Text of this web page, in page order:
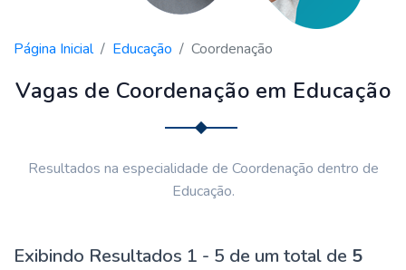
Página Inicial Educação Coordenação
Vagas de Coordenação em Educação
Resultados na especialidade de Coordenação dentro de
Educação.
Exibindo Resultados 1 - 5 de um total de 5